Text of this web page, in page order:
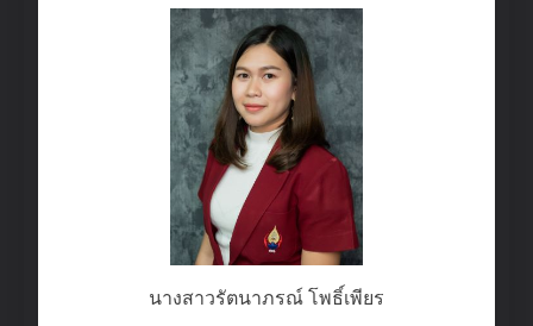
นางสาวรัตนาภรณ์ โพธิ์เพียร